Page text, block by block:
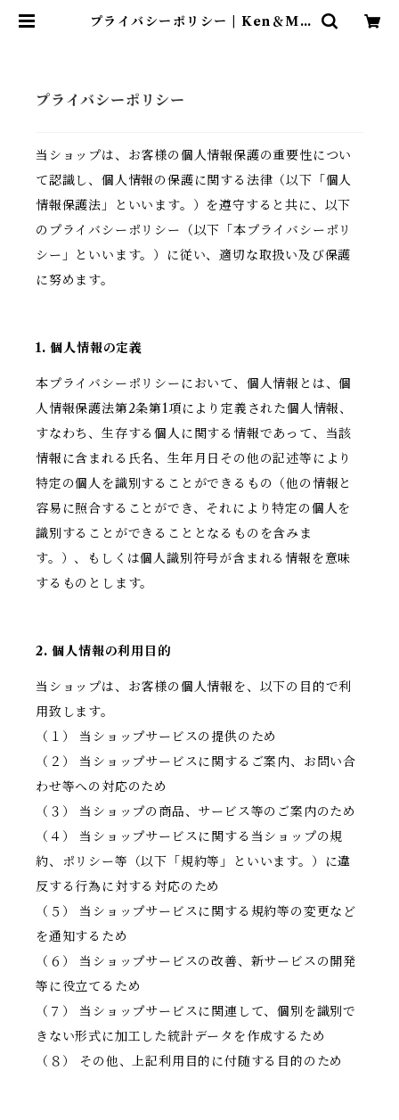
プライバシーポリシー | Ken＆Ma
プライバシーポリシー
当ショップは、お客様の個人情報保護の重要性につい
て認識し、個人情報の保護に関する法律（以下「個人
情報保護法」といいます。）を遵守すると共に、以下
のプライバシーポリシー（以下「本プライバシーポリ
シー」といいます。）に従い、適切な取扱い及び保護
に努めます。
1. 個人情報の定義
本プライバシーポリシーにおいて、個人情報とは、個
人情報保護法第2条第1項により定義された個人情報、
すなわち、生存する個人に関する情報であって、当該
情報に含まれる氏名、生年月日その他の記述等により
特定の個人を識別することができるもの（他の情報と
容易に照合することができ、それにより特定の個人を
識別することができることとなるものを含みま
す。）、もしくは個人識別符号が含まれる情報を意味
するものとします。
2. 個人情報の利用目的
当ショップは、お客様の個人情報を、以下の目的で利
用致します。
（１） 当ショップサービスの提供のため
（２） 当ショップサービスに関するご案内、お問い合
わせ等への対応のため
（３） 当ショップの商品、サービス等のご案内のため
（４） 当ショップサービスに関する当ショップの規
約、ポリシー等（以下「規約等」といいます。）に違
反する行為に対する対応のため
（５） 当ショップサービスに関する規約等の変更など
を通知するため
（６） 当ショップサービスの改善、新サービスの開発
等に役立てるため
（７） 当ショップサービスに関連して、個別を識別で
きない形式に加工した統計データを作成するため
（８） その他、上記利用目的に付随する目的のため